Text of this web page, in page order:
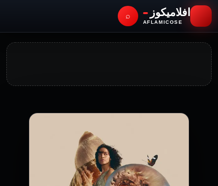
افلاميكوز
AFLAMICOSE
⌕